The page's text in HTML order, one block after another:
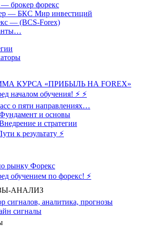
брокер форекс
— БКС Мир инвестиций
— (BCS-Forex)
КУРСА «ПРИБЫЛЬ НА FOREX»
началом обучения! ⚡ ⚡
о пяти направлениях…
и основы
и стратегии
к результату ⚡️
рынку Форекс
обучением по форекс! ⚡
АНАЛИЗ
сигналов, аналитика, прогнозы
сигналы